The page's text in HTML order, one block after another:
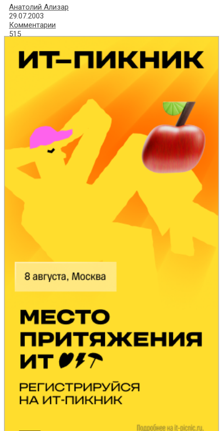
Анатолий Ализар
29.07.2003
Комментарии
515